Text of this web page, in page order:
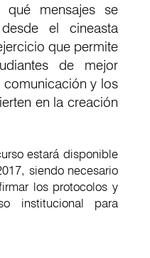
mensajes se
el cineasta
que permite
de mejor
y los
en la creación
estará disponible
siendo necesario
los protocolos y
institucional para